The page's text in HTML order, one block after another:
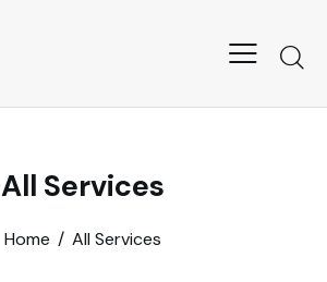
All Services
Home All Services